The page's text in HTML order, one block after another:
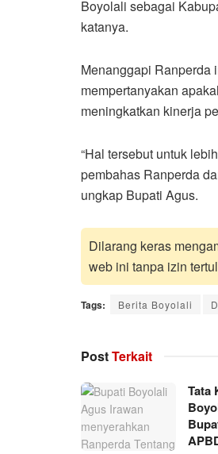
Boyolali sebagai
katanya.
Menanggapi Ranperda
mempertanyakan
meningkatkan kinerja
“Hal tersebut untuk
pembahas Ranperda
ungkap Bupati Agus.
Dilarang keras
web ini tanpa izin
Tags: Berita Boyolali
PostTerkait
Tata